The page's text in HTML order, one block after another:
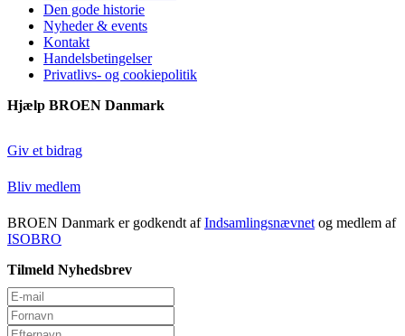
Den gode historie
Nyheder & events
Kontakt
Handelsbetingelser
Privatlivs- og cookiepolitik
Hjælp BROEN Danmark
Giv et bidrag
Bliv medlem
BROEN Danmark er godkendt afIndsamlingsnævnet og medlem af
ISOBRO
Tilmeld Nyhedsbrev